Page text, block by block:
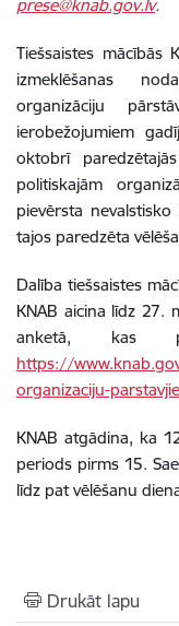
prese@knab.gov.lv.
Tiešsaistes mācībās
izmeklēšanas
organizāciju
ierobežojumiem
oktobrī
politiskajām
pievērsta
tajos paredzēta
Dalība tiešsaistes
KNAB aicina līdz 27.
anketā, kas
https://
organizaciju-
KNAB atgādina, ka
periods pirms 15.
līdz pat vēlēšanu
Drukāt lapu